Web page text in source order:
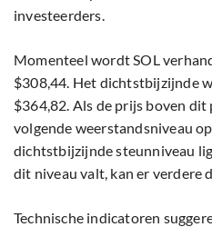
investeerders.
Momenteel wordt SOL
$308,44. Het dichtstbijzijnde
$364,82. Als de prijs boven
volgende weerstandsniveau
dichtstbijzijnde steunniveau
dit niveau valt, kan er verdere
Technische indicatoren